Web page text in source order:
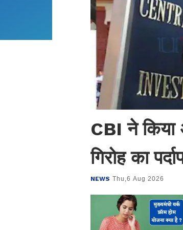
CBI ने किया
गिरोह का
NEWS Thu,6 Aug 2026